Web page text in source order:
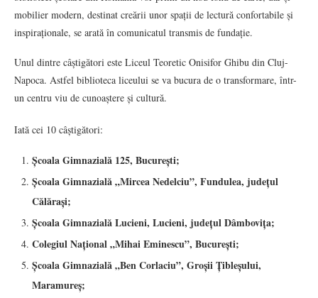
mobilier modern, destinat creării unor spații de lectură confortabile și
inspiraționale, se arată în comunicatul transmis de fundație.
Unul dintre câștigători este Liceul Teoretic Onisifor Ghibu din Cluj-
Napoca. Astfel biblioteca liceului se va bucura de o transformare, într-
un centru viu de cunoaștere și cultură.
Iată cei 10 câștigători:
Școala Gimnazială 125, București;
Școala Gimnazială „Mircea Nedelciu”, Fundulea, județul
Călărași;
Școala Gimnazială Lucieni, Lucieni, județul Dâmbovița;
Colegiul Național „Mihai Eminescu”, București;
Școala Gimnazială „Ben Corlaciu”, Groșii Țibleșului,
Maramureș;